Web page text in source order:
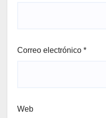
Correo electrónico *
Web